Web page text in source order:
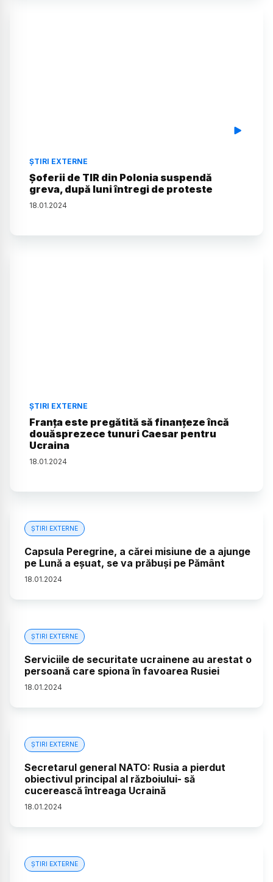
ȘTIRI EXTERNE
Șoferii de TIR din Polonia suspendă
greva, după luni întregi de proteste
18.01.2024
ȘTIRI EXTERNE
Franţa este pregătită să finanţeze încă
douăsprezece tunuri Caesar pentru
Ucraina
18.01.2024
ȘTIRI EXTERNE
Capsula Peregrine, a cărei misiune de a ajunge
pe Lună a eşuat, se va prăbuşi pe Pământ
18.01.2024
ȘTIRI EXTERNE
Serviciile de securitate ucrainene au arestat o
persoană care spiona în favoarea Rusiei
18.01.2024
ȘTIRI EXTERNE
Secretarul general NATO: Rusia a pierdut
obiectivul principal al războiului- să
cucerească întreaga Ucraină
18.01.2024
ȘTIRI EXTERNE